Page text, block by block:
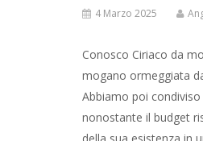
4 Marzo 2025
Conosco Ciriaco da
mogano ormeggiata
Abbiamo poi
nonostante il budget